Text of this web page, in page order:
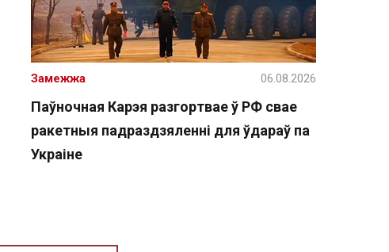
Паўночная Карэя разгортвае ў РФ свае
ракетныя падраздзяленні для ўдараў па
Украіне
Замежжа 06.08.2026